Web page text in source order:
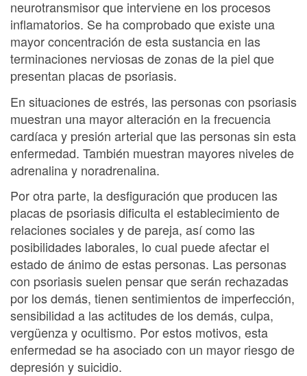
neurotransmisor que interviene en los procesos
inflamatorios. Se ha comprobado que existe una
mayor concentración de esta sustancia en las
terminaciones nerviosas de zonas de la piel que
presentan placas de psoriasis.
En situaciones de estrés, las personas con psoriasis
muestran una mayor alteración en la frecuencia
cardíaca y presión arterial que las personas sin esta
enfermedad. También muestran mayores niveles de
adrenalina y noradrenalina.
Por otra parte, la desfiguración que producen las
placas de psoriasis dificulta el establecimiento de
relaciones sociales y de pareja, así como las
posibilidades laborales, lo cual puede afectar el
estado de ánimo de estas personas. Las personas
con psoriasis suelen pensar que serán rechazadas
por los demás, tienen sentimientos de imperfección,
sensibilidad a las actitudes de los demás, culpa,
vergüenza y ocultismo. Por estos motivos, esta
enfermedad se ha asociado con un mayor riesgo de
depresión y suicidio.